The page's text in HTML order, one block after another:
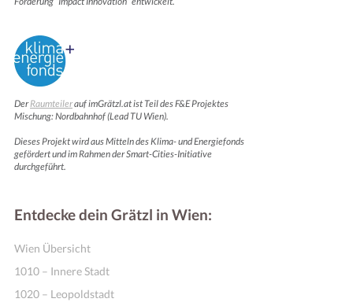
DerRaumteilerauf imGrätzl.at ist Teil des F&E Projektes
Mischung: Nordbahnhof (Lead TU Wien).
Dieses Projekt wird aus Mitteln des Klima- und Energiefonds
gefördert und im Rahmen der Smart-Cities-Initiative
durchgeführt.
Entdecke dein Grätzl in Wien:
Wien Übersicht
1010 – Innere Stadt
1020 – Leopoldstadt